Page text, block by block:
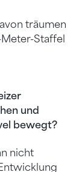
träumen
Staffel
und
bewegt?
nicht